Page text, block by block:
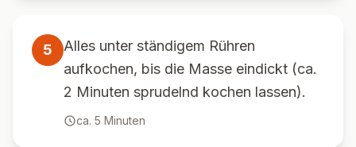
5
Alles unter ständigem Rühren
aufkochen, bis die Masse eindickt (ca.
2 Minuten sprudelnd kochen lassen).
ca. 5 Minuten